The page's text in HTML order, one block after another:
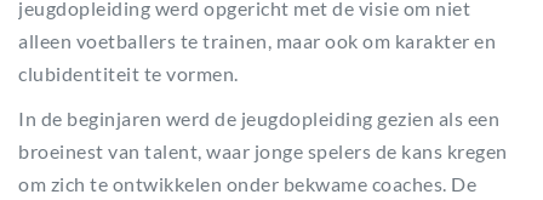
jeugdopleiding werd opgericht met de visie om niet
alleen voetballers te trainen, maar ook om karakter en
clubidentiteit te vormen.
In de beginjaren werd de jeugdopleiding gezien als een
broeinest van talent, waar jonge spelers de kans kregen
om zich te ontwikkelen onder bekwame coaches. De